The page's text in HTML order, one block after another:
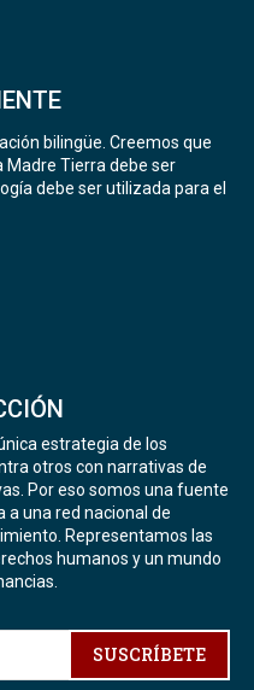
bilingüe. Creemos que
Madre Tierra debe ser
debe ser utilizada para el
estrategia de los
otros con narrativas de
Por eso somos una fuente
una red nacional de
Representamos las
humanos y un mundo
SUSCRÍBETE